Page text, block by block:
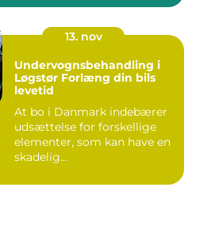
13. nov
Undervognsbehandling i
Løgstør Forlæng din bils
levetid
At bo i Danmark indebærer
udsættelse for forskellige
elementer, som kan have en
skadelig...